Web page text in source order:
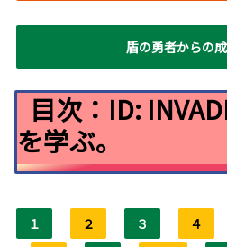
盾の勇者からの
目次：ID:
を学ぶ。
１ ２ ３ ４